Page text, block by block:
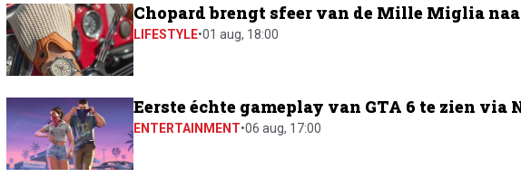
Chopard brengt sfeer van de Mille Miglia
LIFESTYLE•01 aug, 18:00
Eerste échte gameplay van GTA 6 te zien via
ENTERTAINMENT•06 aug, 17:00